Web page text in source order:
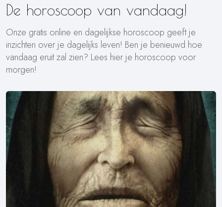
De horoscoop van vandaag!
Onze gratis online en dagelijkse horoscoop geeft je
inzichten over je dagelijks leven! Ben je benieuwd hoe
vandaag eruit zal zien? Lees hier je horoscoop voor
morgen!